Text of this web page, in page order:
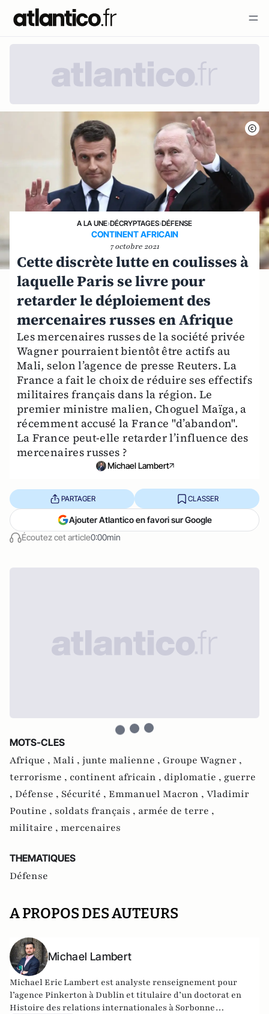
A LA UNE›DÉCRYPTAGES›DÉFENSE
CONTINENT AFRICAIN
7 octobre 2021
Cette discrète lutte en coulisses à
laquelle Paris se livre pour
retarder le déploiement des
mercenaires russes en Afrique
Les mercenaires russes de la société privée
Wagner pourraient bientôt être actifs au
Mali, selon l’agence de presse Reuters. La
France a fait le choix de réduire ses effectifs
militaires français dans la région. Le
premier ministre malien, Choguel Maïga, a
récemment accusé la France "d’abandon".
La France peut-elle retarder l’influence des
mercenaires russes ?
Michael Lambert
Écoutez cet article0:00min
PARTAGER CLASSER
Ajouter Atlantico en favori sur Google
MOTS-CLES
Afrique , Mali , junte malienne , Groupe Wagner ,
terrorisme , continent africain , diplomatie , guerre
, Défense , Sécurité , Emmanuel Macron , Vladimir
Poutine , soldats français , armée de terre ,
militaire , mercenaires
THEMATIQUES
Défense
A PROPOS DES AUTEURS
Michael Lambert
Michael Eric Lambert est analyste renseignement pour
l’agence Pinkerton à Dublin et titulaire d’un doctorat en
Histoire des relations internationales à Sorbonne